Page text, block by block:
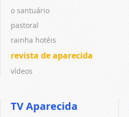
o santuário
pastoral
rainha hotéis
revista de aparecida
vídeos
TV Aparecida